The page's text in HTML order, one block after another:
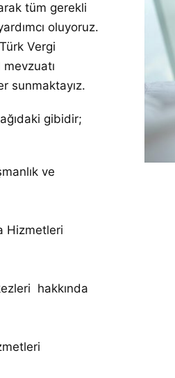
tüm gerekli
oluyoruz.
Vergi
sunmaktayız.
gibidir;
ve
Hizmetleri
hakkında